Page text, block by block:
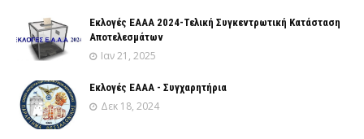
Εκλογές ΕΑΑΑ 2024-Τελική Συγκεντρωτική Κατάσταση
Αποτελεσμάτων
Ιαν 21, 2025
Εκλογές ΕΑΑΑ - Συγχαρητήρια
Δεκ 18, 2024